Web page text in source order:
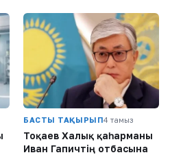
БАСТЫ ТАҚЫРЫП4 тамыз
Тоқаев Халық қаһарманы
Иван Гапичтің отбасына